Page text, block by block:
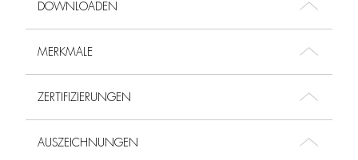
DOWNLOADEN
MERKMALE
ZERTIFIZIERUNGEN
AUSZEICHNUNGEN